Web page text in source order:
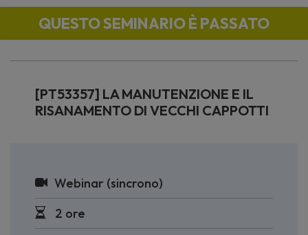
QUESTO SEMINARIO È PASSATO
[PT53357] LA MANUTENZIONE E IL
RISANAMENTO DI VECCHI CAPPOTTI
Webinar (sincrono)
2 ore